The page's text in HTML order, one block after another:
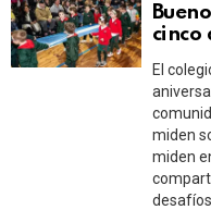
cinco
El
miden
miden